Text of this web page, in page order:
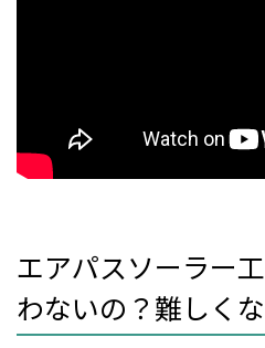
エアパスソーラー
わないの？難しく